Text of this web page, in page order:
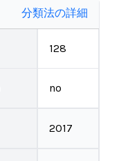
分類法の詳細
128
no
2017